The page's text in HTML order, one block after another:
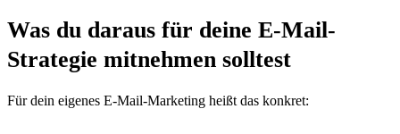
Was du daraus für deine E-Mail-
Strategie mitnehmen solltest
Für dein eigenes E-Mail-Marketing heißt das konkret: